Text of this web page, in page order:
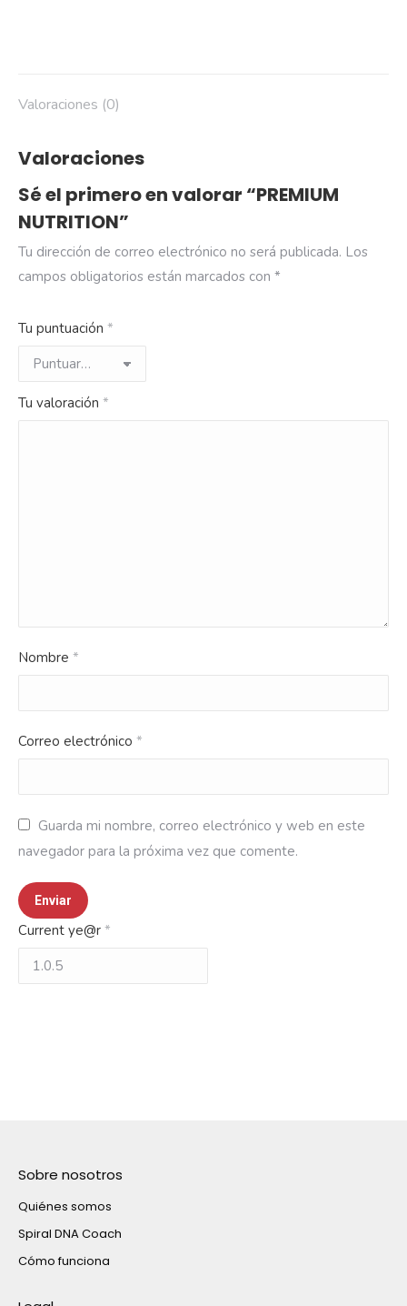
Valoraciones (0)
Valoraciones
Sé el primero en valorar “PREMIUM
NUTRITION”
Tu dirección de correo electrónico no será publicada. Los
campos obligatorios están marcados con *
Tu puntuación *
Tu valoración *
Nombre *
Correo electrónico *
Guarda mi nombre, correo electrónico y web en este
navegador para la próxima vez que comente.
Current ye@r *
Sobre nosotros
Quiénes somos
Spiral DNA Coach
Cómo funciona